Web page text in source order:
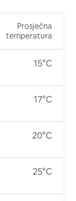
Prosječna
temperatura
15°C
17°C
20°C
25°C